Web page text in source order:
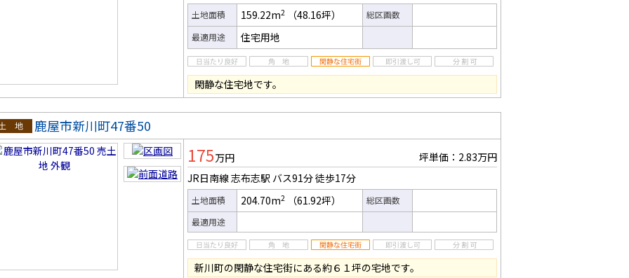
土地面積 159.22m2 （48.16坪）
総区画数
最適用途
住宅用地
閑静な住宅地です。
地
鹿屋市新川町47番50
175万円
坪単価：2.83万円
JR日南線 志布志駅 バス91分徒歩17分
土地面積 204.70m2 （61.92坪）
総区画数
最適用途
新川町の閑静な住宅街にある約６１坪の宅地です。